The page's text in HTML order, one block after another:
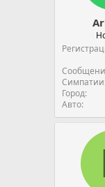
Симпатии
Город
Авто